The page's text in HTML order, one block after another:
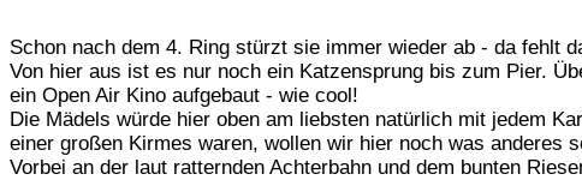
Schon nach dem 4. Ring stürzt sie immer wieder ab - da fehlt
Von hier aus ist es nur noch ein Katzensprung bis zum Pier.
ein Open Air Kino aufgebaut - wie cool!
Die Mädels würde hier oben am liebsten natürlich mit jedem
einer großen Kirmes waren, wollen wir hier noch was anderes
Vorbei an der laut ratternden Achterbahn und dem bunten